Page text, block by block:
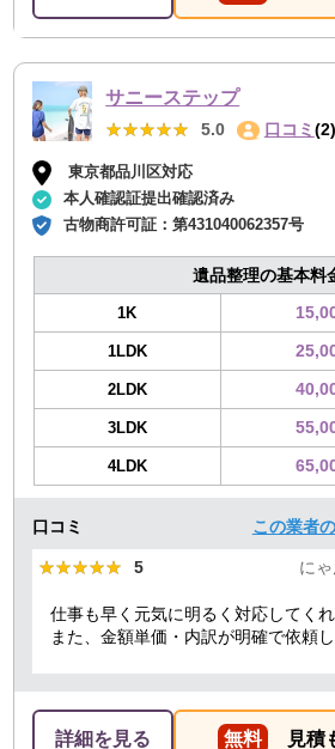
サニーステップ
★★★★★
★★★★★ 5.0 口コミ (2)
東京都品川区対応
本人確認証提出確認済み
古物商許可証：第431040062357号
遺品整理の基本料
1K
1LDK
2LDK
3LDK
4LDK
口コミ この業者
★★★★★
★★★★★ 5 に
仕事も早く元気に明るく対応してく
また、金額単価・内訳が明確で依頼
詳細を見る 無料 見積